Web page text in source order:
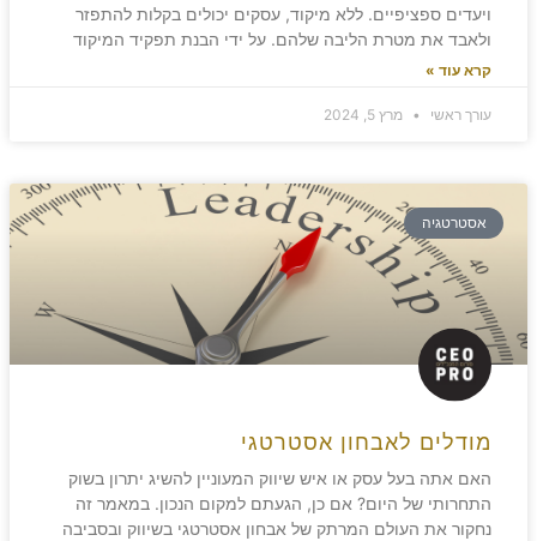
ויעדים ספציפיים. ללא מיקוד, עסקים יכולים בקלות להתפזר
ולאבד את מטרת הליבה שלהם. על ידי הבנת תפקיד המיקוד
קרא עוד »
עורך ראשי מרץ 5, 2024
אסטרטגיה
מודלים לאבחון אסטרטגי
האם אתה בעל עסק או איש שיווק המעוניין להשיג יתרון בשוק
התחרותי של היום? אם כן, הגעתם למקום הנכון. במאמר זה
נחקור את העולם המרתק של אבחון אסטרטגי בשיווק ובסביבה